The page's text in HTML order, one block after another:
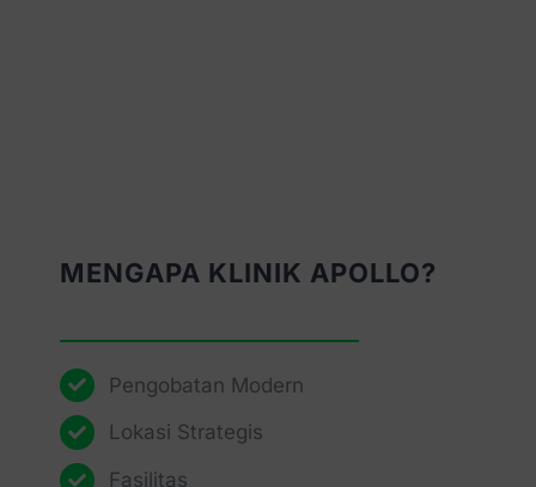
MENGAPA KLINIK APOLLO?
Pengobatan Modern
Lokasi Strategis
Fasilitas